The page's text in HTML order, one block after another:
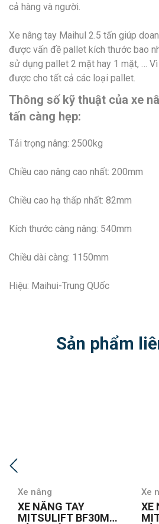
cả hàng và người.
Xe nâng tay Maihul 2.5 tấn giúp
được vấn đề pallet kích thước bao
sử dụng pallet 2 mặt hay 1 mặt, …
được cho tất cả các loại pallet.
Thông số kỹ thuật của xe
tấn càng hẹp:
Tải trọng nâng: 2500kg
Chiều cao nâng cao nhất: 200mm
Chiều cao hạ thấp nhất: 82mm
Kích thước càng nâng: 540mm
Chiều dài càng: 1150mm
Hiệu: Maihui-Trung QUốc
Sản phẩm
Xe nâng
XE NÂNG TAY
MITSULIFT BF30S
Xe
XE